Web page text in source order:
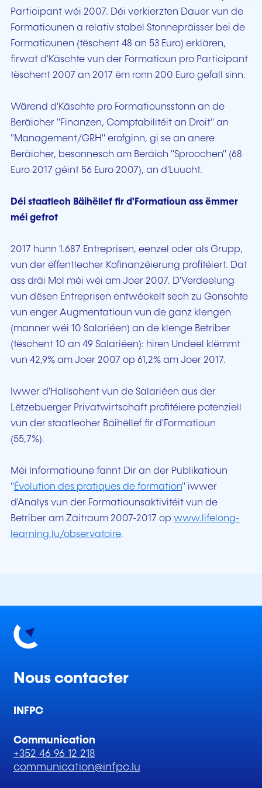
Participant wéi 2007. Déi verkierzten Dauer vun de
Formatiounen a relativ stabel Stonnepräisser bei de
Formatiounen (tëschent 48 an 53 Euro) erklären,
firwat d'Käschte vun der Formatioun pro Participant
tëschent 2007 an 2017 ëm ronn 200 Euro gefall sinn.
Wärend d'Käschte pro Formatiounsstonn an de
Beräicher "Finanzen, Comptabilitéit an Droit" an
"Management/GRH" erofginn, gi se an anere
Beräicher, besonnesch am Beräich "Sproochen" (68
Euro 2017 géint 56 Euro 2007), an d'Luucht.
Déi staatlech Bäihëllef fir d'Formatioun ass ëmmer
méi gefrot
2017 hunn 1.687 Entreprisen, eenzel oder als Grupp,
vun der ëffentlecher Kofinanzéierung profitéiert. Dat
ass dräi Mol méi wéi am Joer 2007. D'Verdeelung
vun dësen Entreprisen entwéckelt sech zu Gonschte
vun enger Augmentatioun vun de ganz klengen
(manner wéi 10 Salariéen) an de klenge Betriber
(tëschent 10 an 49 Salariéen): hiren Undeel klëmmt
vun 42,9% am Joer 2007 op 61,2% am Joer 2017.
Iwwer d'Hallschent vun de Salariéen aus der
Lëtzebuerger Privatwirtschaft profitéiere potenziell
vun der staatlecher Bäihëllef fir d'Formatioun
(55,7%).
Méi Informatioune fannt Dir an der Publikatioun
"Évolution des pratiques de formation" iwwer
d'Analys vun der Formatiounsaktivitéit vun de
Betriber am Zäitraum 2007-2017 op www.lifelong-
learning.lu/observatoire.
Nous contacter
INFPC
Communication
+352 46 96 12 218
communication@infpc.lu